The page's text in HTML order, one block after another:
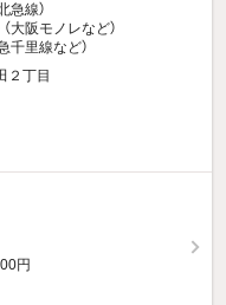
急線）
大阪モノレなど）
千里線など）
２丁目
円